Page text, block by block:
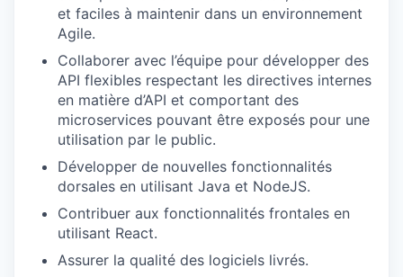
et faciles à maintenir dans un environnement
Agile.
Collaborer avec l’équipe pour développer des
API flexibles respectant les directives internes
en matière d’API et comportant des
microservices pouvant être exposés pour une
utilisation par le public.
Développer de nouvelles fonctionnalités
dorsales en utilisant Java et NodeJS.
Contribuer aux fonctionnalités frontales en
utilisant React.
Assurer la qualité des logiciels livrés.